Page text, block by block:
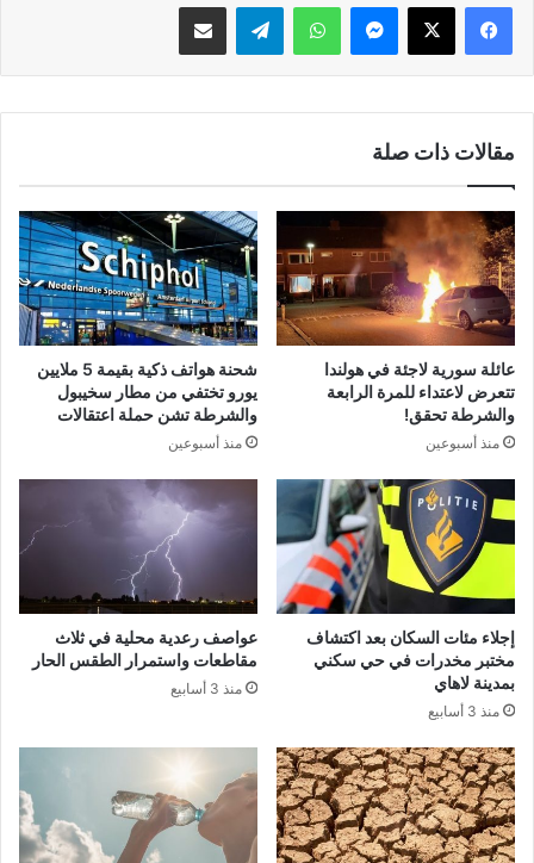
فيسبوك ‫X ماسنجر واتساب تيلقرام مشاركة عبر البريد
مقالات ذات صلة
عائلة سورية لاجئة في هولندا
تتعرض لاعتداء للمرة الرابعة
والشرطة تحقق!
منذ أسبوعين
شحنة هواتف ذكية بقيمة 5 ملايين
يورو تختفي من مطار سخيبول
والشرطة تشن حملة اعتقالات
منذ أسبوعين
إجلاء مئات السكان بعد اكتشاف
مختبر مخدرات في حي سكني
بمدينة لاهاي
منذ 3 أسابيع
عواصف رعدية محلية في ثلاث
مقاطعات واستمرار الطقس الحار
منذ 3 أسابيع